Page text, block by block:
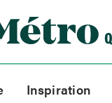
Inspiration